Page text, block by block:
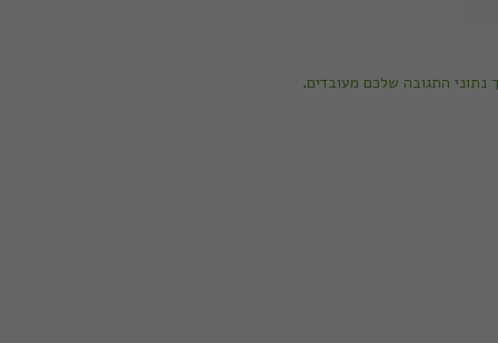
נתוני התגובה שלכם מעובדים.